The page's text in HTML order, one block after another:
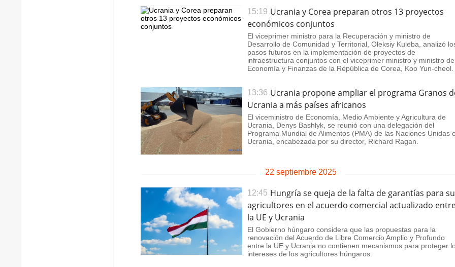
15:19 Ucrania y Corea preparan otros 13 proyectos
económicos conjuntos
El viceprimer ministro para la Recuperación y ministro de
Desarrollo de Comunidad y Territorial, Oleksiy Kuleba, analizó
pasos futuros en la implementación de proyectos de
infraestructura conjuntos con el viceprimer ministro y ministro de
Economía y Finanzas de la República de Corea, Koo Yun-cheol.
13:36 Ucrania propone ampliar el programa Granos
Ucrania a más países africanos
El viceministro de Economía, Medio Ambiente y Agricultura de
Ucrania, Denys Bashlyk, se reunió con una delegación del
Programa Mundial de Alimentos (PMA) de las Naciones Unidas
Ucrania, encabezada por su director, Richard Ragan.
22 septiembre 2025
12:45 Hungría se queja de la falta de garantías para
agricultores en el acuerdo comercial actualizado
la UE y Ucrania
El Gobierno húngaro considera que las propuestas para la
renovación del Acuerdo de Libre Comercio Amplio y Profundo
entre la UE y Ucrania no contienen mecanismos para proteger
intereses de los agricultores húngaros.